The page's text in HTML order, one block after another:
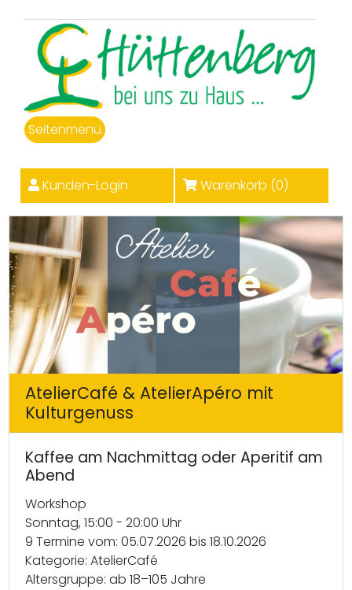
Seitenmenü
Kunden-Login Warenkorb (0)
AtelierCafé & AtelierApéro mit
Kulturgenuss
Kaffee am Nachmittag oder Aperitif am
Abend
Workshop
Sonntag, 15:00 - 20:00 Uhr
9 Termine vom: 05.07.2026 bis 18.10.2026
Kategorie: AtelierCafé
Altersgruppe: ab 18–105 Jahre